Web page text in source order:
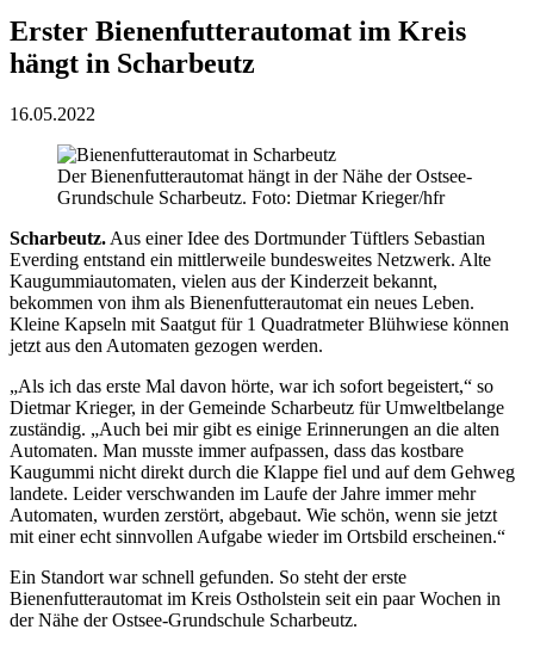
Erster Bienenfutterautomat im Kreis
hängt in Scharbeutz
16.05.2022
Der Bienenfutterautomat hängt in der Nähe der Ostsee-
Grundschule Scharbeutz. Foto: Dietmar Krieger/hfr
Scharbeutz. Aus einer Idee des Dortmunder Tüftlers Sebastian
Everding entstand ein mittlerweile bundesweites Netzwerk. Alte
Kaugummiautomaten, vielen aus der Kinderzeit bekannt,
bekommen von ihm als Bienenfutterautomat ein neues Leben.
Kleine Kapseln mit Saatgut für 1 Quadratmeter Blühwiese können
jetzt aus den Automaten gezogen werden.
„Als ich das erste Mal davon hörte, war ich sofort begeistert,“ so
Dietmar Krieger, in der Gemeinde Scharbeutz für Umweltbelange
zuständig. „Auch bei mir gibt es einige Erinnerungen an die alten
Automaten. Man musste immer aufpassen, dass das kostbare
Kaugummi nicht direkt durch die Klappe fiel und auf dem Gehweg
landete. Leider verschwanden im Laufe der Jahre immer mehr
Automaten, wurden zerstört, abgebaut. Wie schön, wenn sie jetzt
mit einer echt sinnvollen Aufgabe wieder im Ortsbild erscheinen.“
Ein Standort war schnell gefunden. So steht der erste
Bienenfutterautomat im Kreis Ostholstein seit ein paar Wochen in
der Nähe der Ostsee-Grundschule Scharbeutz.